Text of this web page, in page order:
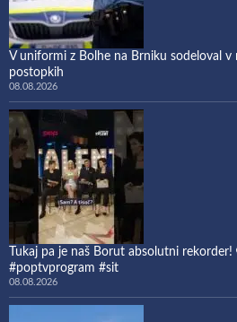
V uniformi z Bolhe na Brniku sodeloval v
postopkih
08.08.2026
Tukaj pa je naš Borut absolutni
#poptvprogram #sit
08.08.2026